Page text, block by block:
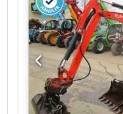
1.106 *
Löffel * Volle
* Video auf Anfrage
19% MwSt. ---- Für
For more question
Whats App ?Alle
Garantie, Irrtümer
vorbehalten. ?